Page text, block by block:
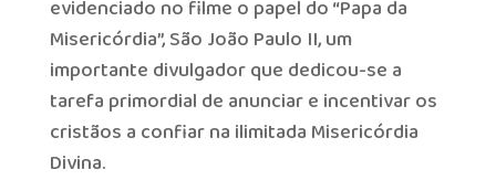
evidenciado no filme o papel do “Papa da
Misericórdia”, São João Paulo II, um
importante divulgador que dedicou-se a
tarefa primordial de anunciar e incentivar os
cristãos a confiar na ilimitada Misericórdia
Divina.